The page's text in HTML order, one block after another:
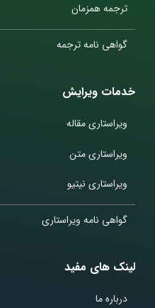
ترجمه همزمان
گواهی نامه ترجمه
خدمات ویرایش
ویراستاری مقاله
ویراستاری متن
ویراستاری نیتیو
گواهی نامه ویراستاری
لینک های مفید
درباره ما